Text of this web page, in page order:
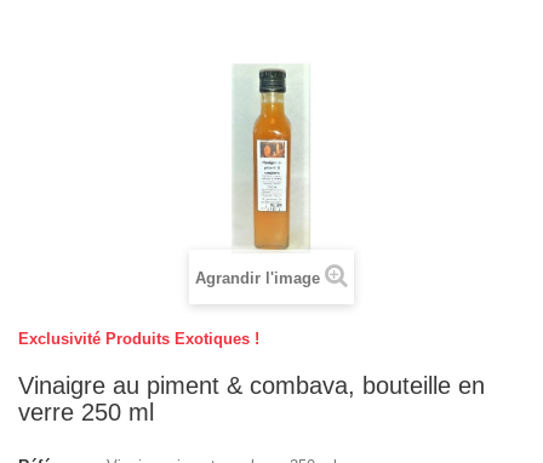
Agrandir l'image
Exclusivité Produits Exotiques !
Vinaigre au piment & combava, bouteille en
verre 250 ml